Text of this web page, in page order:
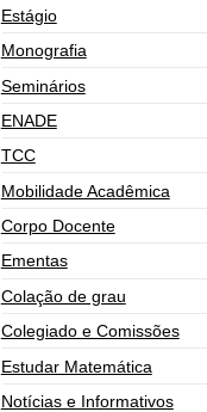
Estágio
Monografia
Seminários
ENADE
TCC
Mobilidade Acadêmica
Corpo Docente
Ementas
Colação de grau
Colegiado e Comissões
Estudar Matemática
Notícias e Informativos